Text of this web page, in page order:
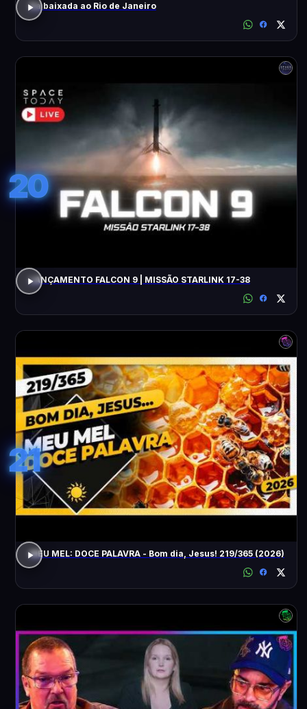
Da baixada ao Rio de Janeiro
20
LANÇAMENTO FALCON 9 | MISSÃO STARLINK 17-38
21
MEU MEL: DOCE PALAVRA - Bom dia, Jesus! 219/365 (2026)